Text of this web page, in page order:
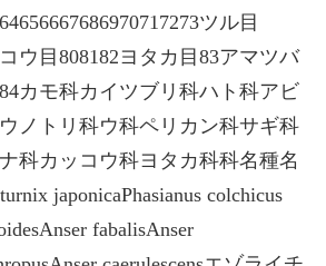
ツル目
ウ目808182ヨタカ目83アマツバ
カモ科カイツブリ科ハト科アビ
ノトリ科ウ科ペリカン科サギ科
科カッコウ科ヨタカ科科名種名
japonicaPhasianus colchicus
fabalisAnser